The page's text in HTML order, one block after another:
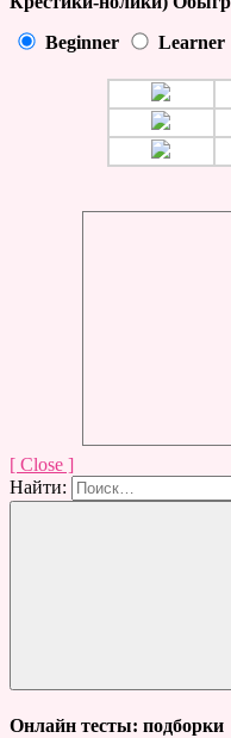
Beginner Learner
[ Close ]
Найти:
Онлайн тесты: подборки